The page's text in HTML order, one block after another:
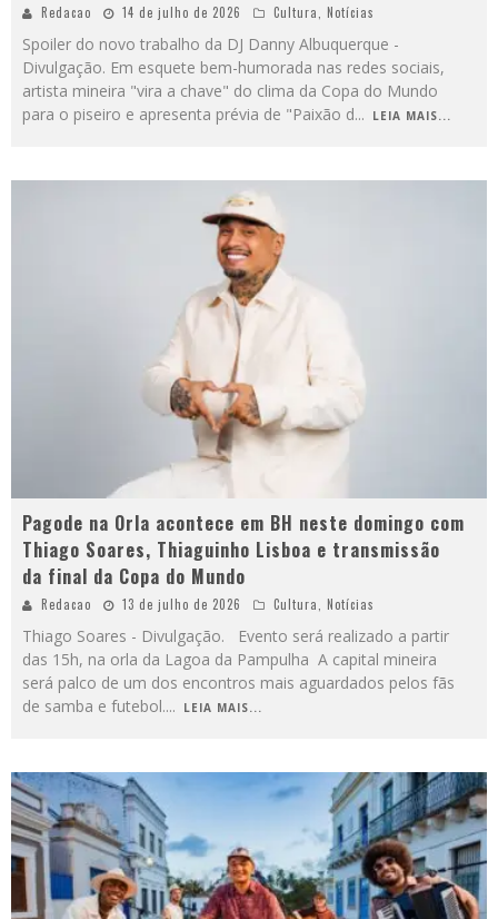
Redacao 14 de julho de 2026 Cultura, Notícias
Spoiler do novo trabalho da DJ Danny Albuquerque -
Divulgação. Em esquete bem-humorada nas redes sociais,
artista mineira "vira a chave" do clima da Copa do Mundo
para o piseiro e apresenta prévia de "Paixão d... LEIA MAIS...
Pagode na Orla acontece em BH neste domingo com
Thiago Soares, Thiaguinho Lisboa e transmissão
da final da Copa do Mundo
Redacao 13 de julho de 2026 Cultura Notícias
Thiago Soares - Divulgação. Evento será realizado a partir
das 15h, na orla da Lagoa da Pampulha A capital mineira
será palco de um dos encontros mais aguardados pelos fãs
de samba e futebol.... LEIA MAIS...